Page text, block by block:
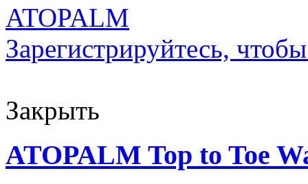
ATOPALM
Зарегистрируйтесь,
Закрыть
ATOPALM Top to Toe